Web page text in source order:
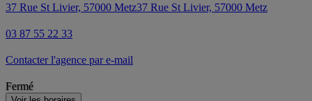
37 Rue St Livier, 57000 Metz37 Rue St Livier, 57000 Metz
03 87 55 22 33
Contacter l'agence par e-mail
Fermé